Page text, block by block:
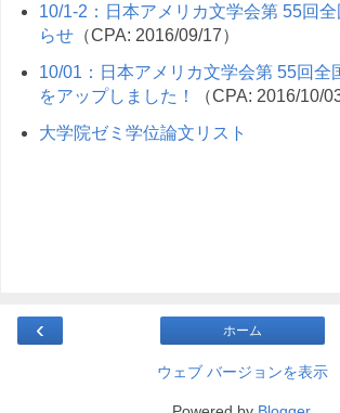
10/1-2：日本アメリカ文学会第 55回
らせ（CPA: 2016/09/17）
10/01：日本アメリカ文学会第 55回全
をアップしました！
（CPA: 2016/10/03
大学院ゼミ学位論文リスト
‹ ホーム
ウェブ バージョンを表示